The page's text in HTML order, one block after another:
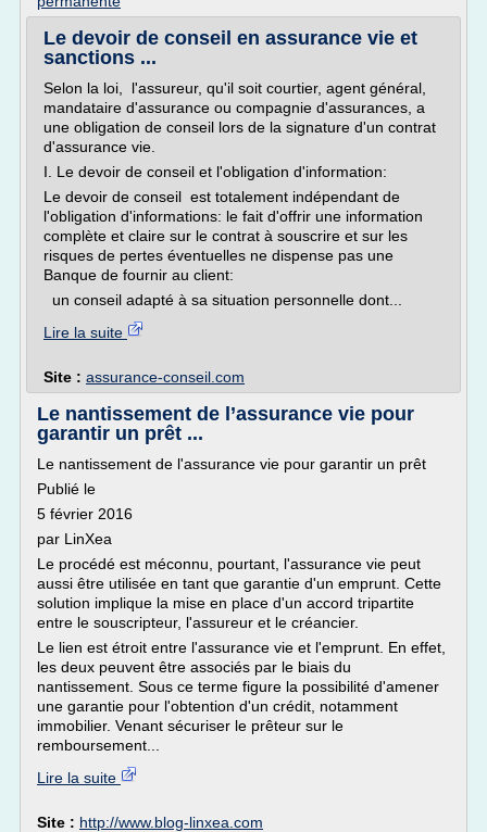
Le devoir de conseil en assurance vie et
sanctions ...
Selon la loi, l'assureur, qu'il soit courtier, agent général,
mandataire d'assurance ou compagnie d'assurances, a
une obligation de conseil lors de la signature d'un contrat
d'assurance vie.
I. Le devoir de conseil et l'obligation d'information:
Le devoir de conseil est totalement indépendant de
l'obligation d'informations: le fait d'offrir une information
complète et claire sur le contrat à souscrire et sur les
risques de pertes éventuelles ne dispense pas une
Banque de fournir au client:
un conseil adapté à sa situation personnelle dont...
Lire la suite
Site : assurance-conseil.com
Le nantissement de l’assurance vie pour
garantir un prêt ...
Le nantissement de l'assurance vie pour garantir un prêt
Publié le
5 février 2016
par LinXea
Le procédé est méconnu, pourtant, l'assurance vie peut
aussi être utilisée en tant que garantie d'un emprunt. Cette
solution implique la mise en place d'un accord tripartite
entre le souscripteur, l'assureur et le créancier.
Le lien est étroit entre l'assurance vie et l'emprunt. En effet,
les deux peuvent être associés par le biais du
nantissement. Sous ce terme figure la possibilité d'amener
une garantie pour l'obtention d'un crédit, notamment
immobilier. Venant sécuriser le prêteur sur le
remboursement...
Lire la suite
Site : http://www.blog-linxea.com